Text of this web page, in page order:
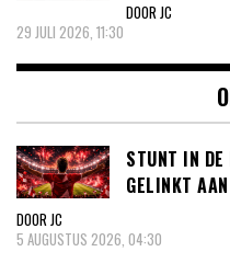
DOOR JC
29 JULI 2026, 11:30
STUNT IN
GELINKT
DOOR JC
5 AUGUSTUS 2026, 04:30